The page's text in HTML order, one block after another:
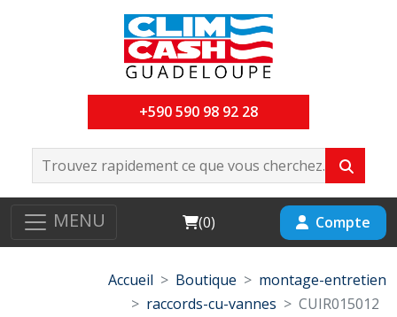
+590 590 98 92 28
MENU Cart
(0) Compte
Accueil Boutique
montage-entretien
raccords-cu-vannes
CUIR015012